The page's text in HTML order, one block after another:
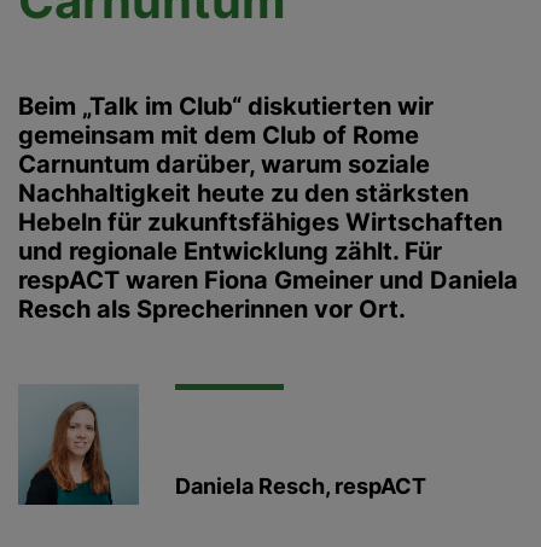
Beim „Talk im Club“ diskutierten wir
gemeinsam mit dem Club of Rome
Carnuntum darüber, warum soziale
Nachhaltigkeit heute zu den stärksten
Hebeln für zukunftsfähiges Wirtschaften
und regionale Entwicklung zählt. Für
respACT waren Fiona Gmeiner und Daniela
Resch als Sprecherinnen vor Ort.
Daniela Resch, respACT